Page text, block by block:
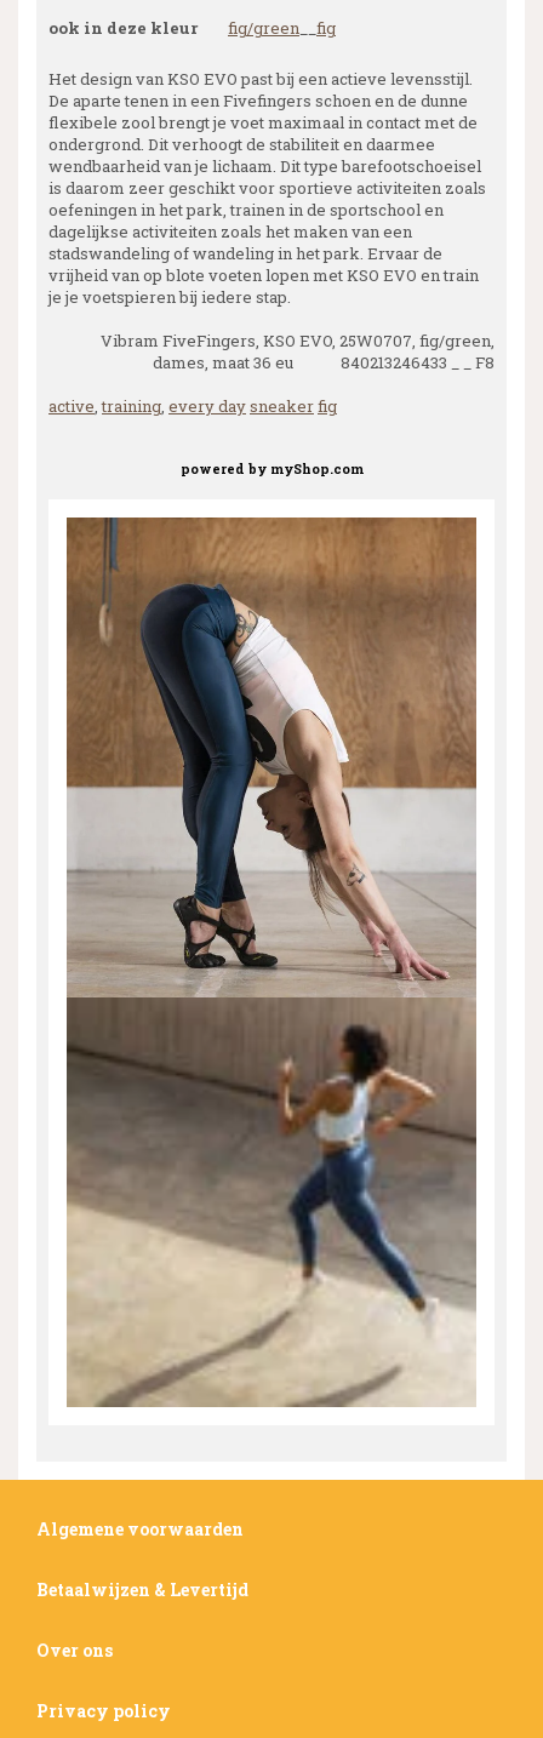
ook in deze kleur
fig/green fig
Het design van KSO EVO past bij een actieve levensstijl.
De aparte tenen in een Fivefingers schoen en de dunne
flexibele zool brengt je voet maximaal in contact met de
ondergrond. Dit verhoogt de stabiliteit en daarmee
wendbaarheid van je lichaam. Dit type barefootschoeisel
is daarom zeer geschikt voor sportieve activiteiten zoals
oefeningen in het park, trainen in de sportschool en
dagelijkse activiteiten zoals het maken van een
stadswandeling of wandeling in het park. Ervaar de
vrijheid van op blote voeten lopen met KSO EVO en train
je je voetspieren bij iedere stap.
Vibram FiveFingers, KSO EVO, 25W0707, fig/green,
dames, maat 36 eu 840213246433 _ _ F8
active,training, every daysneakerfig
powered by myShop.com
Algemene voorwaarden
Betaalwijzen & Levertijd
Over ons
Privacy policy